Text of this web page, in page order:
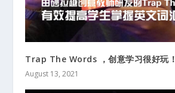
Trap The Words ，创意学习很好玩！
August 13, 2021